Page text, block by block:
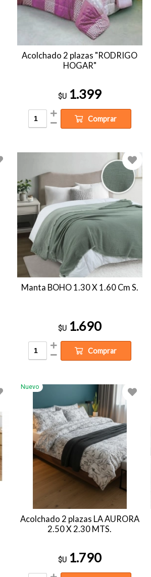
Acolchado 2 plazas "RODRIGO
HOGAR"
$U 1.399
Comprar
Manta BOHO 1.30 X 1.60 Cm S.
$U 1.690
Comprar
Nuevo
Acolchado 2 plazas LA AURORA
2.50 X 2.30 MTS.
$U 1.790